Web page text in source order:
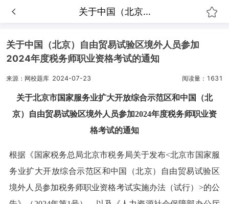
关于中国（北京...
关于中国（北京）自由贸易试验区境外人员参加
2024年度税务师职业资格考试的通知
来源：网校题库 2024-07-23 阅读量：1631
关于北京市国家服务业扩大开放综合示范区和中国（北
京）自由贸易试验区境外人员参加2024年度税务师职业资
格考试的通知
根据《国家税务总局北京市税务局关于发布<北京市国家服
务业扩大开放综合示范区和中国（北京）自由贸易试验区
境外人员参加税务师职业资格考试实施办法（试行）>的公